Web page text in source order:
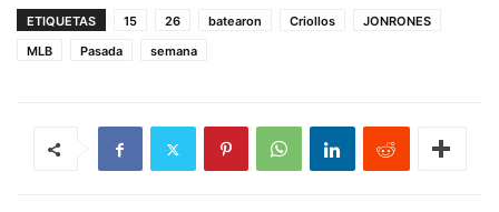
ETIQUETAS 15 26 batearon Criollos
JONRONES
MLB
Pasada semana